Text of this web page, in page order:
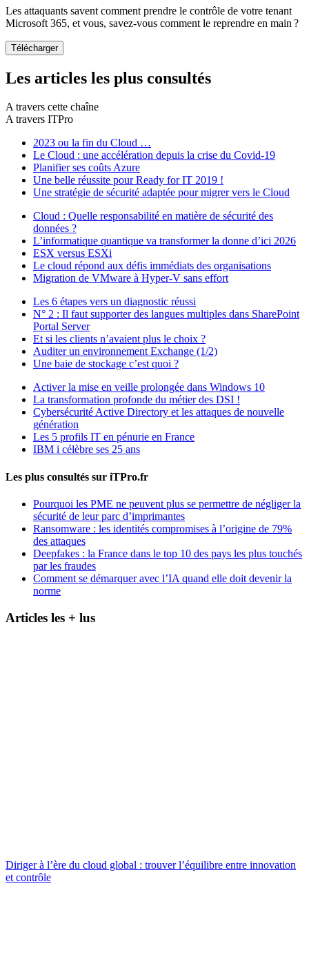
Les attaquants savent comment prendre le contrôle de votre tenant
Microsoft 365, et vous, savez-vous comment le reprendre en main ?
Les articles les plus consultés
A travers cette chaîne
A travers ITPro
2023 ou la fin du Cloud …
Le Cloud : une accélération depuis la crise du Covid-19
Planifier ses coûts Azure
Une belle réussite pour Ready for IT 2019 !
Une stratégie de sécurité adaptée pour migrer vers le Cloud
Cloud : Quelle responsabilité en matière de sécurité des
données ?
L’informatique quantique va transformer la donne d’ici 2026
ESX versus ESXi
Le cloud répond aux défis immédiats des organisations
Migration de VMware à Hyper-V sans effort
Les 6 étapes vers un diagnostic réussi
N° 2 : Il faut supporter des langues multiples dans SharePoint
Portal Server
Et si les clients n’avaient plus le choix ?
Auditer un environnement Exchange (1/2)
Une baie de stockage c’est quoi ?
Activer la mise en veille prolongée dans Windows 10
La transformation profonde du métier des DSI !
Cybersécurité Active Directory et les attaques de nouvelle
génération
Les 5 profils IT en pénurie en France
IBM i célèbre ses 25 ans
Les plus consultés sur iTPro.fr
Pourquoi les PME ne peuvent plus se permettre de négliger la
sécurité de leur parc d’imprimantes
Ransomware : les identités compromises à l’origine de 79%
des attaques
Deepfakes : la France dans le top 10 des pays les plus touchés
par les fraudes
Comment se démarquer avec l’IA quand elle doit devenir la
norme
Articles les + lus
Diriger à l’ère du cloud global : trouver l’équilibre entre innovation
et contrôle